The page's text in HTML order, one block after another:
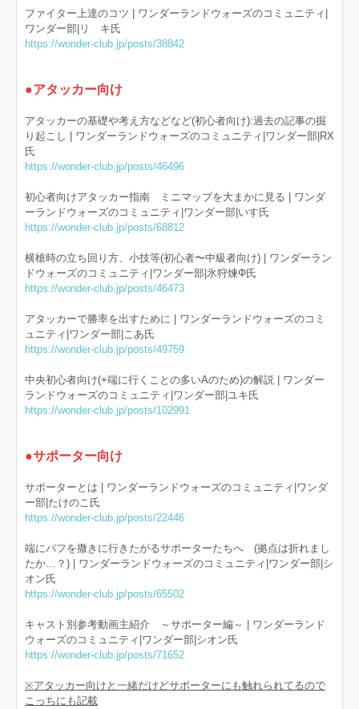
ファイター上達のコツ | ワンダーランドウォーズのコミュニティ|
ワンダー部|リ キ氏
https://wonder-club.jp/posts/38842
●アタッカー向け
アタッカーの基礎や考え方などなど(初心者向け):過去の記事の掘
り起こし | ワンダーランドウォーズのコミュニティ|ワンダー部|RX
氏
https://wonder-club.jp/posts/46496
初心者向けアタッカー指南 ミニマップを大まかに見る | ワンダ
ーランドウォーズのコミュニティ|ワンダー部|いす氏
https://wonder-club.jp/posts/68812
横槍時の立ち回り方、小技等(初心者〜中級者向け) | ワンダーラン
ドウォーズのコミュニティ|ワンダー部|氷狩煉Φ氏
https://wonder-club.jp/posts/46473
アタッカーで勝率を出すために | ワンダーランドウォーズのコミ
ュニティ|ワンダー部|こあ氏
https://wonder-club.jp/posts/49759
中央初心者向け(+端に行くことの多いAのため)の解説 | ワンダー
ランドウォーズのコミュニティ|ワンダー部|ユキ氏
https://wonder-club.jp/posts/102991
●サポーター向け
サポーターとは | ワンダーランドウォーズのコミュニティ|ワンダ
ー部|たけのこ氏
https://wonder-club.jp/posts/22446
端にバフを撒きに行きたがるサポーターたちへ (拠点は折れまし
たか…？) | ワンダーランドウォーズのコミュニティ|ワンダー部|シ
オン氏
https://wonder-club.jp/posts/65502
キャスト別参考動画主紹介 ～サポーター編～ | ワンダーランド
ウォーズのコミュニティ|ワンダー部|シオン氏
https://wonder-club.jp/posts/71652
※アタッカー向けと一緒だけどサポーターにも触れられてるので
こっちにも記載